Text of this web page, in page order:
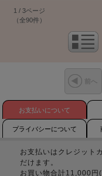
1 / 3ページ
（全90件）
前へ
お支払いについて
プライバシーについて
お支払いはクレジット
だけます。
お買い物合計11,000円(